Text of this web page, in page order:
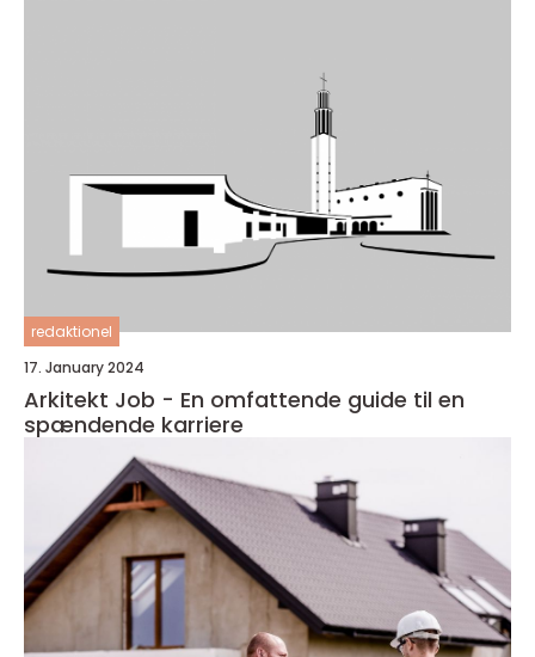
redaktionel
17. January 2024
Arkitekt Job - En omfattende guide til en
spændende karriere